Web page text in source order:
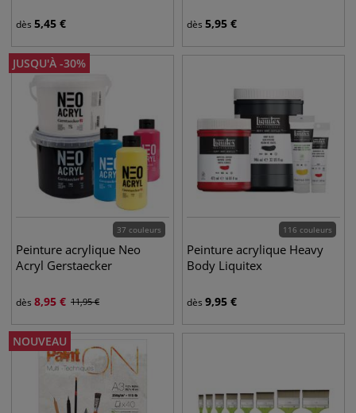
dès 5,45 € dès 5,95 €
JUSQU'À -30%
37 couleurs
Peinture acrylique Neo
Acryl Gerstaecker
dès 8,95 € 11,95€
116 couleurs
Peinture acrylique Heavy
Body Liquitex
dès 9,95 €
NOUVEAU